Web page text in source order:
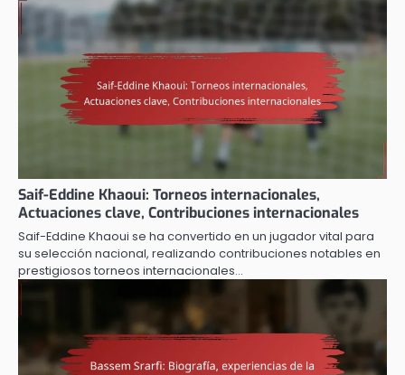
Saif-Eddine Khaoui: Torneos internacionales,
Actuaciones clave, Contribuciones internacionales
Saif-Eddine Khaoui se ha convertido en un jugador vital para
su selección nacional, realizando contribuciones notables en
prestigiosos torneos internacionales…